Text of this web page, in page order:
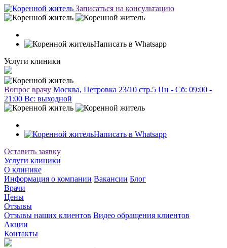
Записаться на консультацию
Написать в Whatsapp
Услуги клиники
Вопрос врачу Москва, Петровка 23/10 стр.5 Пн - Сб: 09:00 -
21:00 Вc: выходной
Написать в Whatsapp
Оставить заявку
Услуги клиники
О клинике
Информация о компании Вакансии Блог
Врачи
Цены
Отзывы
Отзывы наших клиентов Видео обращения клиентов
Акции
Контакты